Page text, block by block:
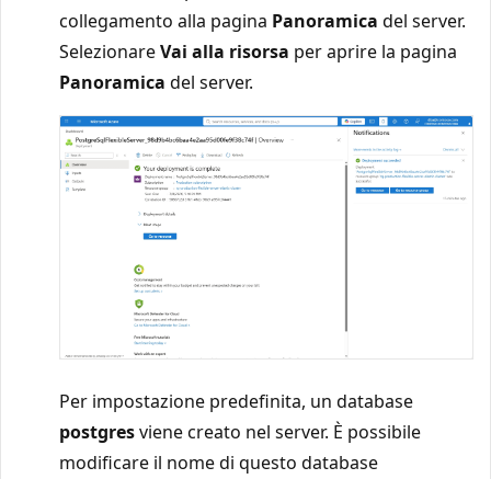
collegamento alla pagina Panoramica del server.
SelezionareVai alla risorsa per aprire la pagina
Panoramica del server.
Per impostazione predefinita, un database
postgresviene creato nel server. È possibile
modificare il nome di questo database